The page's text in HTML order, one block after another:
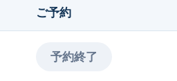
ご予約
予約終了